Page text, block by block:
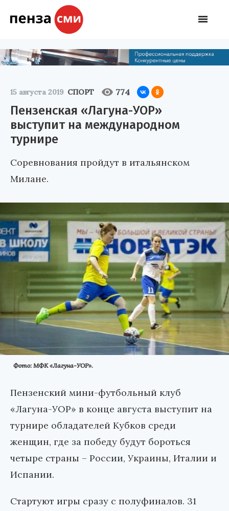
15 августа 2019 СПОРТ 774
Пензенская «Лагуна-УОР»
выступит на международном
турнире
Соревнования пройдут в итальянском
Милане.
Фото: МФК «Лагуна-УОР».
Пензенский мини-футбольный клуб
«Лагуна-УОР» в конце августа выступит на
турнире обладателей Кубков среди
женщин, где за победу будут бороться
четыре страны – России, Украины, Италии и
Испании.
Стартуют игры сразу с полуфиналов. 31